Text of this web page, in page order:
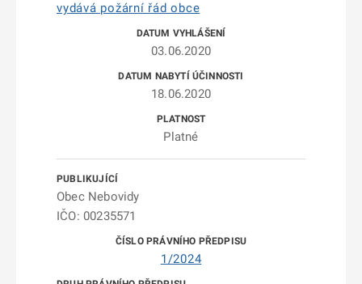
vydává požární řád obce
03.06.2020
18.06.2020
Platné
Obec Nebovidy
IČO: 00235571
1/2024